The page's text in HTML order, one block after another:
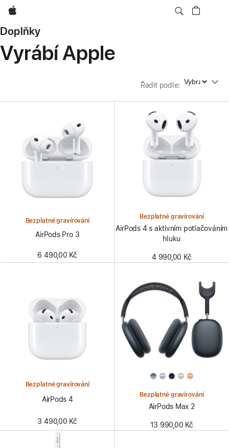
Apple
Doplňky
Vyrábí Apple
Řadit podle: Řadit podle
Bezplatné gravírování
AirPods Pro 3
6 490,00 Kč
Bezplatné gravírování
AirPods 4 s aktivním potlačováním
hluku
4 990,00 Kč
Bezplatné gravírování
AirPods 4
3 490,00 Kč
Bezplatné gravírování
AirPods Max 2
13 990,00 Kč